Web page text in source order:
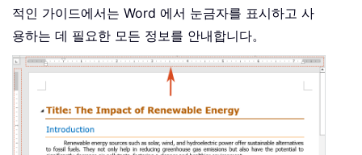
적인 가이드에서는 Word 에서 눈금자를 표시하고 사
용하는 데 필요한 모든 정보를 안내합니다。